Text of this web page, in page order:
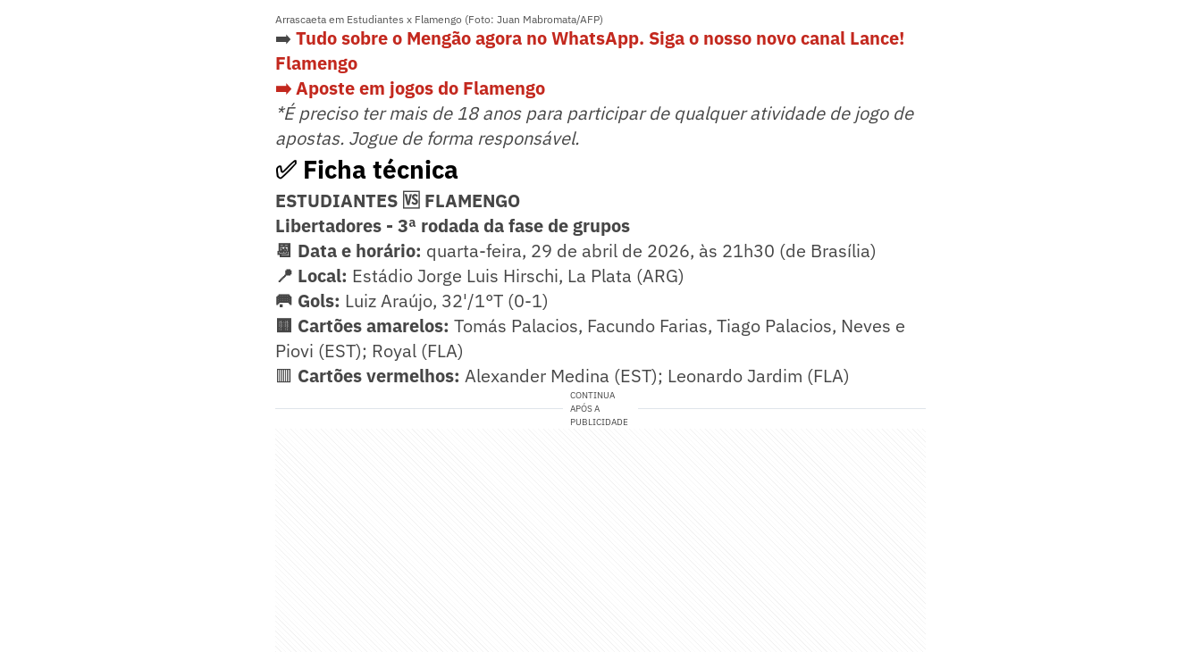
Arrascaeta em Estudiantes x Flamengo (Foto: Juan Mabromata/AFP)
➡️ Tudo sobre o Mengão agora no WhatsApp. Siga o nosso novo canal Lance!
Flamengo
➡️ Aposte em jogos do Flamengo
*É preciso ter mais de 18 anos para participar de qualquer atividade de jogo de
apostas. Jogue de forma responsável.
✅ Ficha técnica
ESTUDIANTES 🆚 FLAMENGO
Libertadores - 3ª rodada da fase de grupos
📆 Data e horário: quarta-feira, 29 de abril de 2026, às 21h30 (de Brasília)
📍 Local: Estádio Jorge Luis Hirschi, La Plata (ARG)
🥅 Gols: Luiz Araújo, 32'/1°T (0-1)
🟨 Cartões amarelos: Tomás Palacios, Facundo Farias, Tiago Palacios, Neves e
Piovi (EST); Royal (FLA)
🟥 Cartões vermelhos: Alexander Medina (EST); Leonardo Jardim (FLA)
CONTINUA
APÓS A
PUBLICIDADE